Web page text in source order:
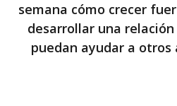
semana cómo crecer
desarrollar una
puedan ayudar a otros